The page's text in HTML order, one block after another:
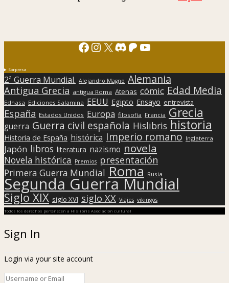
Facebook
Instagram
X Discord
Patreon
YouTube
Sorpresa
2ª Guerra Mundial. Alejandro Magno Alemania
Antigua Grecia antigua Roma Atenas cómic Edad Media
Edhasa Ediciones Salamina EEUU Egipto Ensayo entrevista
España Estados Unidos Europa filosofía Francia Grecia
guerra Guerra civil española Hislibris historia
Historia de España histórica Imperio romano Inglaterra
Japón libros literatura nazismo novela
Novela histórica Premios presentación
Primera Guerra Mundial Roma Rusia
Segunda Guerra Mundial
Siglo XIX siglo XVI siglo XX Viajes vikingos
Todos los derechos pertenecen a Hislibris Asociación cultural
Sign In
Login via your site account